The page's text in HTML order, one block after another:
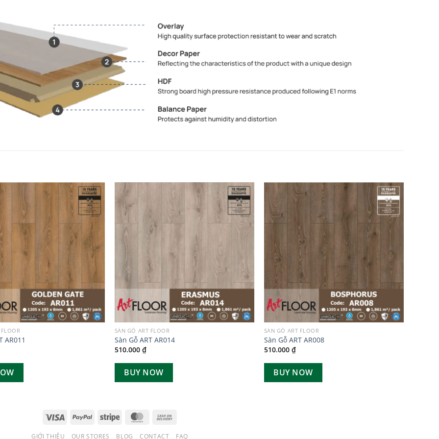
Add to
wishlist
AR011
Add to
wishlist
SÀN GỖ ART FLOOR
Sàn Gỗ ART AR014
510.000 ₫
BUY NOW
Add to
wishlist
SÀN GỖ ART FLOOR
Sàn Gỗ ART AR008
510.000 ₫
BUY NOW
GIỚI THIỆU OUR STORES BLOG CONTACT FAQ